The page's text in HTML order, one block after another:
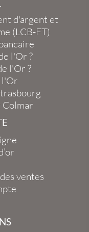
d'argent et
(LCB-FT)
l'Or ?
l'Or ?
l'Or
ventes